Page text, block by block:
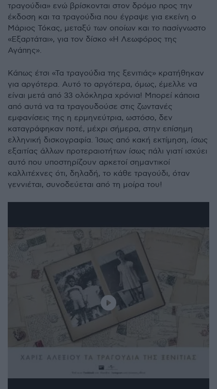
τραγούδια» ενώ βρίσκονται στον δρόμο προς την
έκδοση και τα τραγούδια που έγραψε για εκείνη ο
Μάριος Τόκας, μεταξύ των οποίων και το πασίγνωστο
«Εξαρτάται», για τον δίσκο «Η Λεωφόρος της
Αγάπης».
Κάπως έτσι «Τα τραγούδια της ξενιτιάς» κρατήθηκαν
για αργότερα. Αυτό το αργότερα, όμως, έμελλε να
είναι μετά από 33 ολόκληρα χρόνια! Μπορεί κάποια
από αυτά να τα τραγουδούσε στις ζωντανές
εμφανίσεις της η ερμηνεύτρια, ωστόσο, δεν
καταγράφηκαν ποτέ, μέχρι σήμερα, στην επίσημη
ελληνική δισκογραφία. Ίσως από κακή εκτίμηση, ίσως
εξαιτίας άλλων προτεραιοτήτων ίσως πάλι γιατί ισχύει
αυτό που υποστηρίζουν αρκετοί σημαντικοί
καλλιτέχνες ότι, δηλαδή, το κάθε τραγούδι, όταν
γεννιέται, συνοδεύεται από τη μοίρα του!